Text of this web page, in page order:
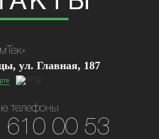
ул. Главная, 187
телефоны
610 00 53